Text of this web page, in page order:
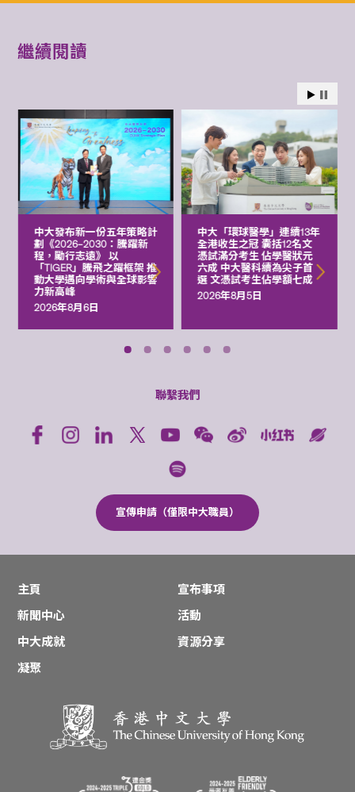
繼續閱讀
中大發布新一份五年策略計
劃《2026‒2030：騰躍新
程，勵行志遠》 以
「TIGER」騰飛之躍框架 推
動大學邁向學術與全球影響
力新高峰
2026年8月6日
中大「環球醫學」連續13年
全港收生之冠 囊括12名文
憑試滿分考生 佔學醫狀元
六成 中大醫科續為尖子首
選 文憑試考生佔學額七成
2026年8月5日
聯繫我們
宣傳申請（僅限中大職員）
主頁
宣布事項
新聞中心
活動
中大成就
資源分享
凝聚